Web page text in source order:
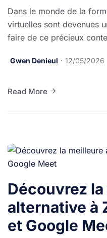
Dans le monde de la
virtuelles sont devenues
faire de ce précieux
Gwen Denieul 12/05/2026
Read More
Découvrez
alternative à
et Google